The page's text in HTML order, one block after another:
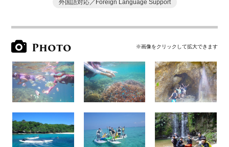
外国語対応／Foreign Language Support
Photo ※画像をクリックして拡大できます